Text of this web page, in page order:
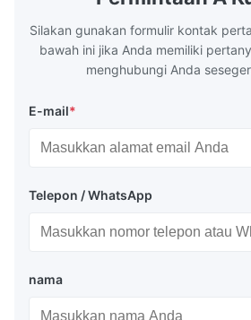
circulation loop.Because of both
Silakan gunakan formulir kontak
bawah ini jika Anda memiliki
menghubungi Anda
E-mail*
Telepon / WhatsApp
nama